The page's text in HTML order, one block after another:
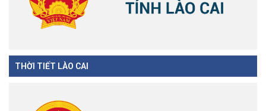
THỜI TIẾT LÀO CAI